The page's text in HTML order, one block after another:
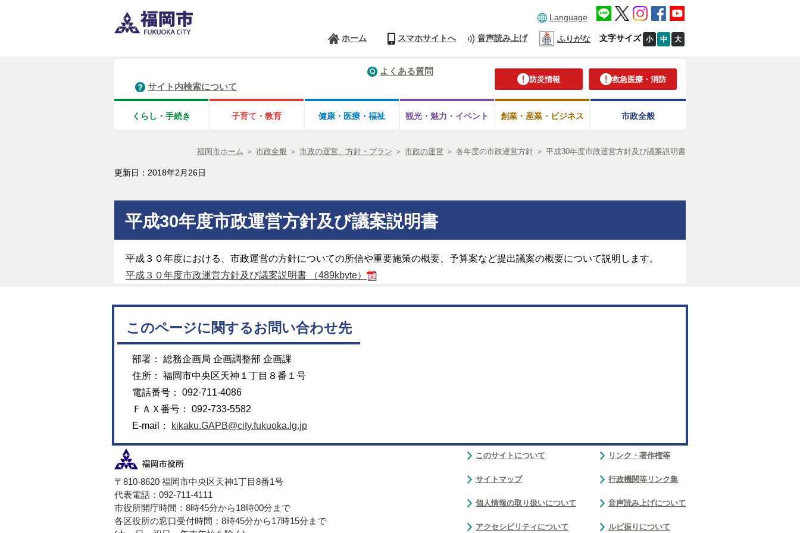
Language
ホーム スマホサイトへ 音声読み上げ ふりがな 文字サイズ 小 中 大
防災情報 救急医療・消防
よくある質問
サイト内検索について
くらし・手続き 子育て・教育 健康・医療・ 福祉 観光・魅力・ イベント 創業・産業・ビジネス 市政全般
福岡市ホーム ＞ 市政全般 ＞ 市政の運営、方針・プラン ＞ 市政の運営 ＞ 各年度の市政運営方針 ＞ 平成30年度市政運営方針及び議案説明書
更新日：2018年2月26日
平成30年度市政運営方針及び議案説明書
平成３０年度における、市政運営の方針についての所信や重要施策の概要、予算案など提出議案の概要について説明します。
平成３０年度市政運営方針及び議案説明書 （489kbyte）
このページに関するお問い合わせ先
部署： 総務企画局 企画調整部 企画課
住所： 福岡市中央区天神１丁目８番１号
電話番号： 092-711-4086
ＦＡＸ番号： 092-733-5582
E-mail：
kikaku.GAPB@city.fukuoka.lg.jp
〒810-8620 福岡市中央区天神1丁目8番1号
代表電話：092-711-4111
市役所開庁時間：8時45分から18時00分まで
各区役所の窓口受付時間：8時45分から17時15分まで
このサイトについて
サイトマップ
個人情報の取り扱いについて
アクセシビリティについて
リンク・著作権等
行政機関等リンク集
音声読み上げについて
ルビ振りについて